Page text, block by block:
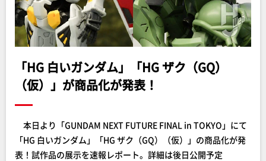
「HG 白いガンダム」「HG ザク（GQ）
（仮）」が商品化が発表！
本日より「GUNDAM NEXT FUTURE FINAL in TOKYO」にて
「HG 白いガンダム」「HG ザク（GQ）（仮）」の商品化が発
表！試作品の展示を速報レポート。詳細は後日公開予定